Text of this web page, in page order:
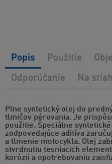
Plne syntetický olej do
tlmičov pérovania. Je
použitie. Špeciálne
zodpovedajúce aditíva
a tlmenie motocykla. Olej
stvrdnutiu tesniacich
korózii a opotrebovaniu
Popis Použitie
Odporúčanie Na